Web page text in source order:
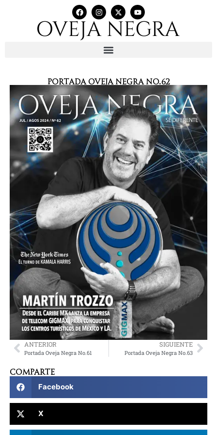
Portada Oveja Negra No.62
ANTERIOR
Portada Oveja Negra No.61
SIGUIENTE
Portada Oveja Negra No.63
Comparte
Facebook
X